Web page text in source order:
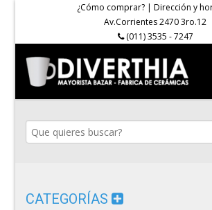
¿Cómo comprar? | Dirección y
Av.Corrientes 2470 3ro.12
(011) 3535 - 7247
CATEGORÍAS